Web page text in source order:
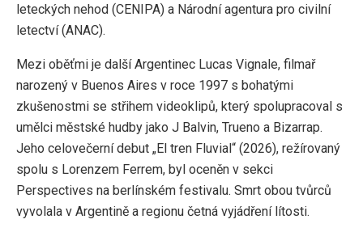
leteckých nehod (CENIPA) a Národní agentura pro civilní
letectví (ANAC).
Mezi oběťmi je další Argentinec Lucas Vignale, filmař
narozený v Buenos Aires v roce 1997 s bohatými
zkušenostmi se střihem videoklipů, který spolupracoval s
umělci městské hudby jako J Balvin, Trueno a Bizarrap.
Jeho celovečerní debut „El tren Fluvial“ (2026), režírovaný
spolu s Lorenzem Ferrem, byl oceněn v sekci
Perspectives na berlínském festivalu. Smrt obou tvůrců
vyvolala v Argentině a regionu četná vyjádření lítosti.